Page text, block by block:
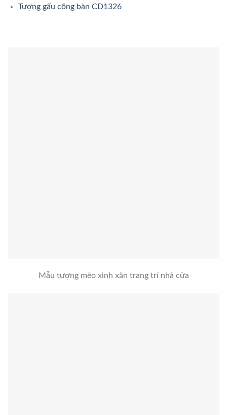
Tượng gấu cõng bàn CD1326
Mẫu tượng mèo xinh xăn trang trí nhà cửa